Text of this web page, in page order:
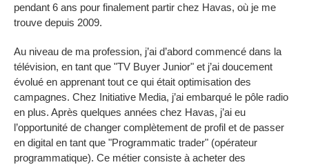
pendant 6 ans pour finalement partir chez Havas, où je me
trouve depuis 2009.
Au niveau de ma profession, j’ai d’abord commencé dans la
télévision, en tant que "TV Buyer Junior" et j’ai doucement
évolué en apprenant tout ce qui était optimisation des
campagnes. Chez Initiative Media, j’ai embarqué le pôle radio
en plus. Après quelques années chez Havas, j’ai eu
l’opportunité de changer complètement de profil et de passer
en digital en tant que "Programmatic trader" (opérateur
programmatique). Ce métier consiste à acheter des